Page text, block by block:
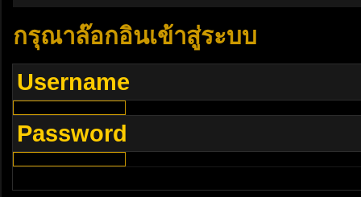
กรุณาล๊อกอินเข้าสู่ระบบ
Username
Password